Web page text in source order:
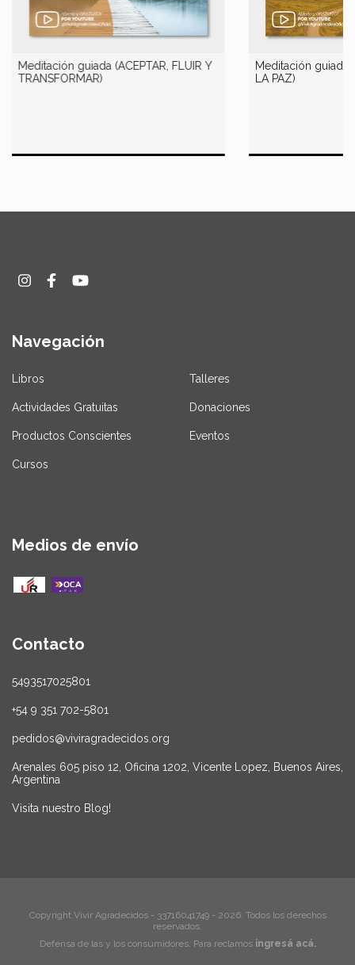
Meditación guiada (ACEPTAR, FLUIR Y
TRANSFORMAR)
Meditación guiada
LA PAZ)
Navegación
Libros Talleres
Actividades Gratuitas Donaciones
Productos Conscientes Eventos
Cursos
Medios de envío
Contacto
5493517025801
+54 9 351 702-5801
pedidos@viviragradecidos.org
Arenales 605 piso 12, Oficina 1202, Vicente Lopez, Buenos Aires,
Argentina
Visita nuestro Blog!
Copyright Vivir Agradecidos - 33716041749 - 2026. Todos los derechos
reservados.
Defensa de las y los consumidores. Para reclamos ingresá acá.